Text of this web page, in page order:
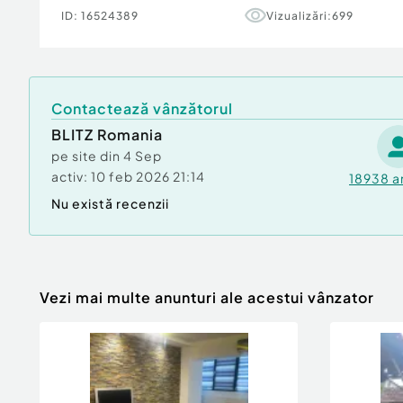
???? Contactează-ne pentru mai multe
Id intern: P147011
Confort:1
Tip imobil:Bloc de apartamente
ID: 16524389 Vizualizări:699
Contactează vânzătorul
BLITZ Romania
pe site din 4 Sep
activ: 10 feb 2026 21:14 18938
Nu există recenzii
Vezi mai multe anunturi ale acestui vânzator